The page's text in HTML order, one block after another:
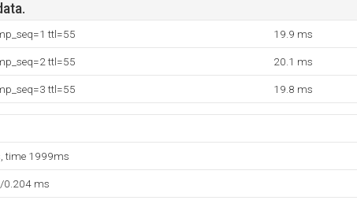
ttl=55 19.9 ms
ttl=55 20.1 ms
ttl=55 19.8 ms
time 1999ms
ms